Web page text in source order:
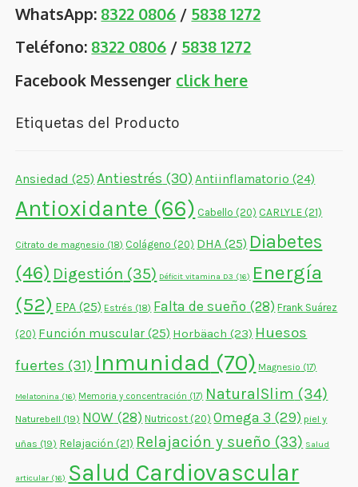
WhatsApp: 8322 0806 / 5838 1272
Teléfono: 8322 0806 / 5838 1272
Facebook Messenger click here
Etiquetas del Producto
Ansiedad (25) Antiestrés (30)Antiinflamatorio (24)
Antioxidante (66) Cabello (20) CARLYLE(21)
Citrato de magnesio (18) Colágeno (20) DHA (25) Diabetes
(46) Digestión (35) Déficit vitamina D3 (16) Energía
(52) EPA (25) Estrés (18) Falta de sueño (28) Frank Suárez
(20) Función muscular (25) Horbäach (23) Huesos
fuertes (31) Inmunidad (70) Magnesio (17)
Melatonina (16) Memoria y concentración (17) NaturalSlim (34)
Naturebell (19) NOW (28) Nutricost (20) Omega 3 (29) piel y
uñas (19) Relajación (21) Relajación y sueño (33) Salud
articular (16) Salud Cardiovascular